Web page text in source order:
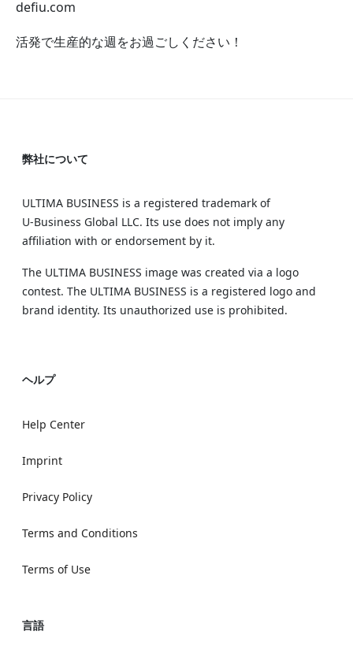
defiu.com
活発で生産的な週をお過ごしください！
弊社について
ULTIMA BUSINESS is a registered trademark of
U‑Business Global LLC. Its use does not imply any
affiliation with or endorsement by it.
The ULTIMA BUSINESS image was created via a logo
contest. The ULTIMA BUSINESS is a registered logo and
brand identity. Its unauthorized use is prohibited.
ヘルプ
Help Center
Imprint
Privacy Policy
Terms and Conditions
Terms of Use
言語